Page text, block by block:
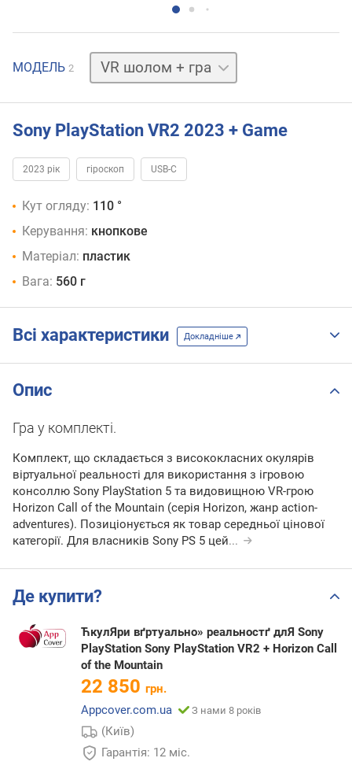
МОДЕЛЬ 2
VR
шолом
Sony PlayStation VR2 2023 + Game
2023 рік гіроскоп USB-C
Кут огляду: 110 °
Керування: кнопкове
Матеріал: пластик
Вага: 560 г
Всі характеристики Докладніше
Опис
Гра у комплекті.
Комплект, що складається з висококласних окулярів
віртуальної реальності для використання з ігровою
консоллю Sony PlayStation 5 та видовищною VR-грою
Horizon Call of the Mountain (серія Horizon, жанр action-
adventures). Позиціонується як товар середньої цінової
категорії. Для власників Sony PS 5 цей...
Де купити?
ЋкулЯри вґртуально» реальностґ длЯ Sony
PlayStation Sony PlayStation VR2 + Horizon Call
of the Mountain
22 850 грн.
Appcover.com.ua
З нами 8 років
(Київ)
Гарантія: 12 міс.